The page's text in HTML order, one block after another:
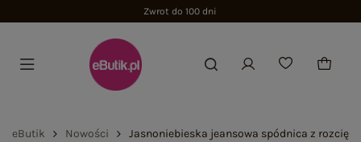
Zwrot do 100 dni
eButik Nowości Jasnoniebieska jeansowa spódnica z